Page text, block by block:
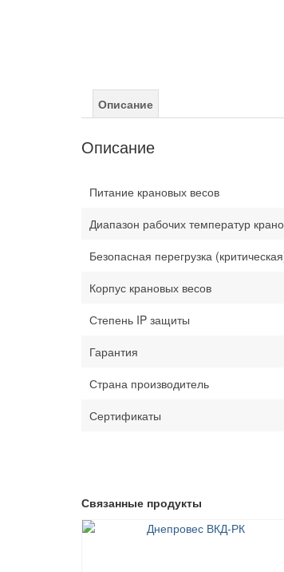
Описание
Описание
Питание крановых весов
Диапазон рабочих температур
Безопасная перегрузка
Корпус крановых весов
Степень IP защиты
Гарантия
Страна производитель
Сертификаты
Связанные продукты